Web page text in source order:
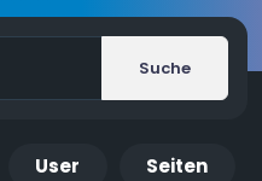
Suche
User Seiten